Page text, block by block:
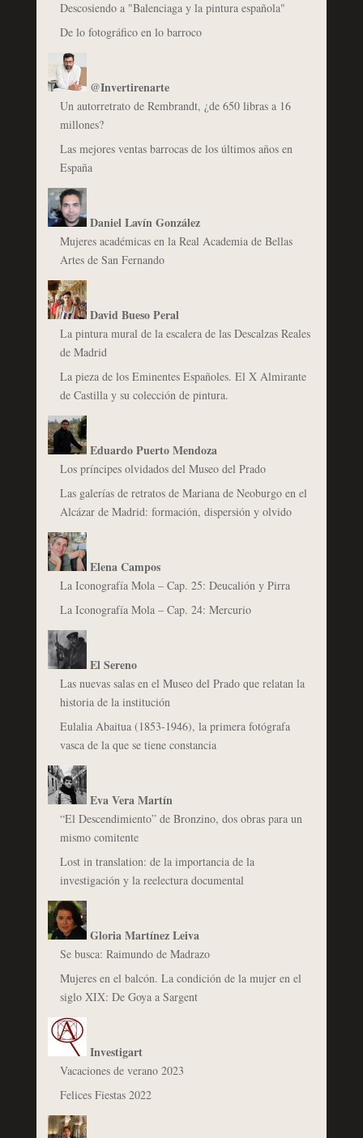
Descosiendo a "Balenciaga y la pintura española"
De lo fotográfico en lo barroco
@Invertirenarte
Un autorretrato de Rembrandt, ¿de 650 libras a 16
millones?
Las mejores ventas barrocas de los últimos años en
España
Daniel Lavín González
Mujeres académicas en la Real Academia de Bellas
Artes de San Fernando
David Bueso Peral
La pintura mural de la escalera de las Descalzas Reales
de Madrid
La pieza de los Eminentes Españoles. El X Almirante
de Castilla y su colección de pintura.
Eduardo Puerto Mendoza
Los príncipes olvidados del Museo del Prado
Las galerías de retratos de Mariana de Neoburgo en el
Alcázar de Madrid: formación, dispersión y olvido
Elena Campos
La Iconografía Mola – Cap. 25: Deucalión y Pirra
La Iconografía Mola – Cap. 24: Mercurio
El Sereno
Las nuevas salas en el Museo del Prado que relatan la
historia de la institución
Eulalia Abaitua (1853-1946), la primera fotógrafa
vasca de la que se tiene constancia
Eva Vera Martín
“El Descendimiento” de Bronzino, dos obras para un
mismo comitente
Lost in translation: de la importancia de la
investigación y la reelectura documental
Gloria Martínez Leiva
Se busca: Raimundo de Madrazo
Mujeres en el balcón. La condición de la mujer en el
siglo XIX: De Goya a Sargent
Investigart
Vacaciones de verano 2023
Felices Fiestas 2022